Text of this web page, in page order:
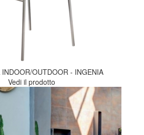
INDOOR/OUTDOOR - INGENIA
Vedi il prodotto